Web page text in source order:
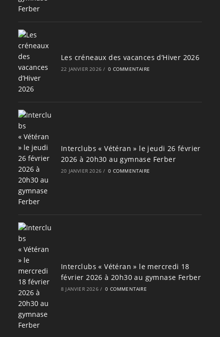
Les créneaux des vacances d’Hiver 2026
22 JANVIER 2026 / 0 COMMENTAIRE
Interclubs « Vétéran » le jeudi 26 février
2026 à 20h30 au gymnase Ferber
20 JANVIER 2026 / 0 COMMENTAIRE
Interclubs « Vétéran » le mercredi 18
février 2026 à 20h30 au gymnase Ferber
8 JANVIER 2026 / 0 COMMENTAIRE